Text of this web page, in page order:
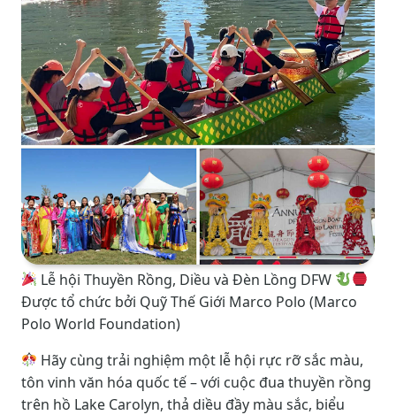
Lễ hội Thuyền Rồng, Diều và Đèn Lồng DFW
Được tổ chức bởi Quỹ Thế Giới Marco Polo (Marco
Polo World Foundation)
Hãy cùng trải nghiệm một lễ hội rực rỡ sắc màu,
tôn vinh văn hóa quốc tế – với cuộc đua thuyền rồng
trên hồ Lake Carolyn, thả diều đầy màu sắc, biểu